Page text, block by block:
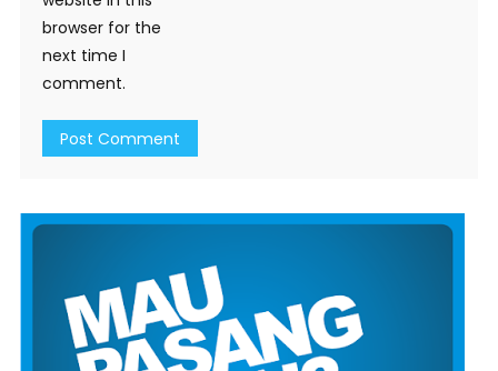
browser for the
next time I
comment.